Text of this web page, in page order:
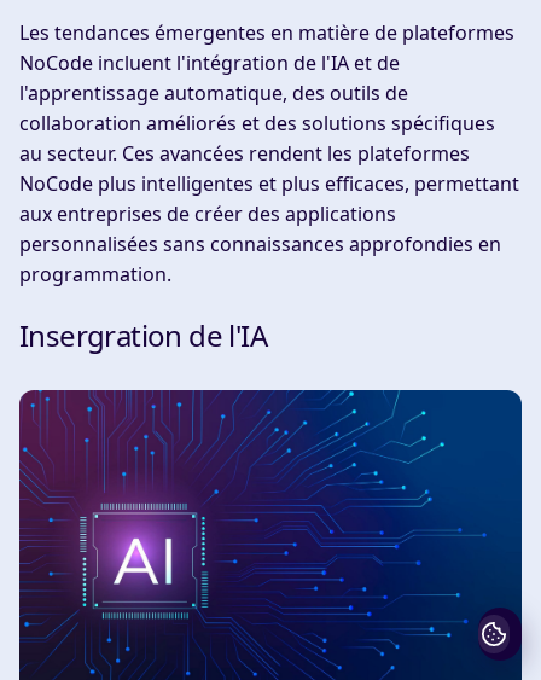
Les tendances émergentes en matière de plateformes
NoCode incluent l'intégration de l'IA et de
l'apprentissage automatique, des outils de
collaboration améliorés et des solutions spécifiques
au secteur. Ces avancées rendent les plateformes
NoCode plus intelligentes et plus efficaces, permettant
aux entreprises de créer des applications
personnalisées sans connaissances approfondies en
programmation.
Insergration de l'IA